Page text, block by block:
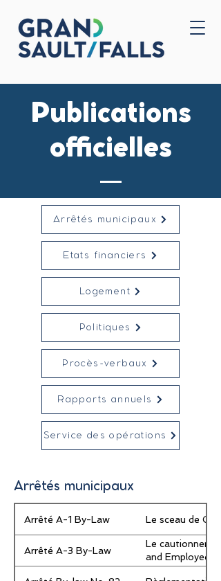
Accueil
Publications
officielles
Arrêtés municipaux
États financiers
Logement
Politiques
Procès-verbaux
Rapports annuels
Service des opérations
Arrêtés municipaux
Arrêté A-1 By-Law Le sceau de
Arrêté A-3 By-Law
Le
and Employees